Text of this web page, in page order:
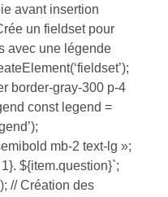
avant insertion
un fieldset pour
avec une légende
border-gray-300 p-4
const legend =
mb-2 text-lg »;
${item.question}`;
// Création des